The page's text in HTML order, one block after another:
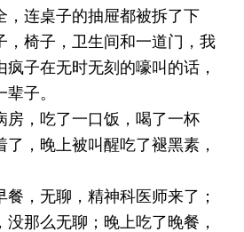
，连桌子的抽屉都被拆了下
，椅子，卫生间和一道门，我
子在无时无刻的嚎叫的话，
子。
房，吃了一口饭，喝了一杯
，晚上被叫醒吃了褪黑素，
，无聊，精神科医师来了；
那么无聊；晚上吃了晚餐，